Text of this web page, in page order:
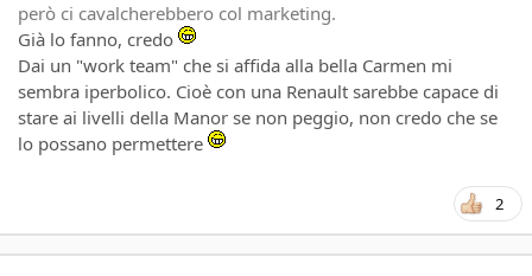
però ci cavalcherebbero col marketing.
Già lo fanno, credo
Dai un "work team" che si affida alla bella Carmen mi
sembra iperbolico. Cioè con una Renault sarebbe capace di
stare ai livelli della Manor se non peggio, non credo che se
lo possano permettere
2